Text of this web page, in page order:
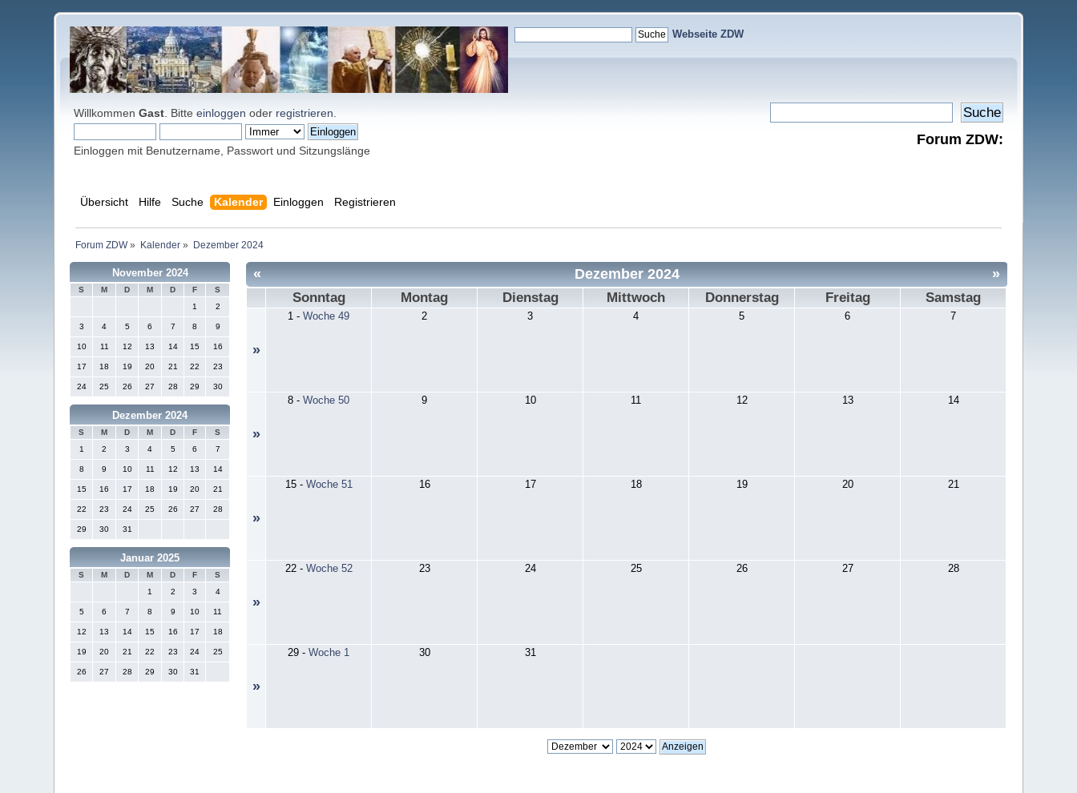
Webseite ZDW
WillkommenGast . Bitteeinloggen oder registrieren
Einloggen mit Benutzername, Passwort und Sitzungslänge
Forum ZDW:
Übersicht Hilfe Suche Kalender Einloggen Registrieren
Forum ZDW» Kalender» Dezember 2024
November 2024
S M D M D F
S
1
2
3 4 5 6 7 8 9
10 11 12 13 14 15 16
17 18 19 20 21 22 23
24 25 26 27 28 29 30
Dezember 2024
S M D M D F
S
1
2 3 4 5 6 7
8 9 10 11 12 13 14
15 16 17 18 19 20 21
22 23 24 25 26 27 28
29 30 31
Januar 2025
S M D M D F
S
1
2 3 4
5 6 7 8 9 10 11
12 13 14 15 16 17 18
19 20 21 22 23 24 25
26 27 28 29 30 31
« »
Dezember 2024
Sonntag Montag Dienstag Mittwoch Donnerstag Freitag Samstag
»
1 -Woche 49 2 3 4 5 6 7
»
8 -Woche 50 9 10 11 12 13 14
»
15- Woche 51 16 17 18 19 20 21
»
22- Woche 52 23 24 25 26 27 28
»
29 -Woche 1 30 31